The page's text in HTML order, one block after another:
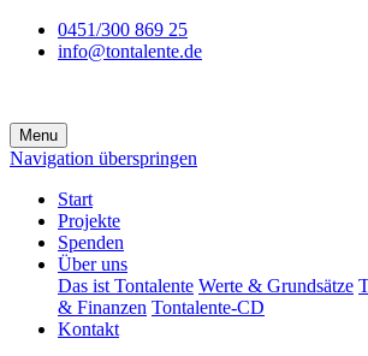
0451/300 869 25
info@tontalente.de
Menu
Navigation überspringen
Start
Projekte
Spenden
Über uns
Das ist Tontalente Werte & Grundsätze
& Finanzen Tontalente-CD
Kontakt